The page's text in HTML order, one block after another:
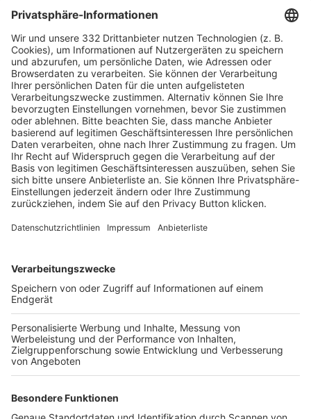
HÄUFIG BESUCHTE SEITEN
Pässe und Vereinswechsel
Trainerausbildung
Schulungsangebot Vereinsmitarbeiter
BFV-Geschäftsstellen
Trainerbörse
Login SpielPlus
FOLGE DEM BFV
TOP-VEREINE
TOP-PARTNER